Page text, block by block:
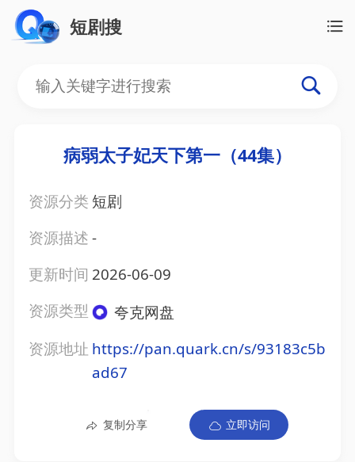
短剧搜
病弱太子妃天下第一（44集）
资源分类 短剧
资源描述-
更新时间 2026-06-09
资源类型
夸克网盘
资源地址 https://pan.quark.cn/s/93183c5b
ad67
复制分享 立即访问